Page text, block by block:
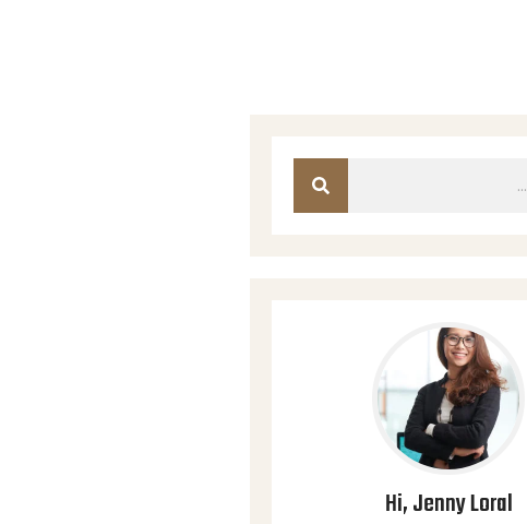
Hi, Jenny Loral